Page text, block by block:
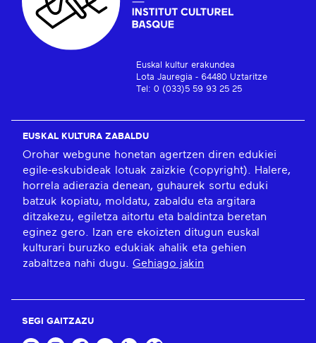
Euskal kultur erakundea
Lota Jauregia - 64480 Uztaritze
Tel: 0 (033)5 59 93 25 25
EUSKAL KULTURA ZABALDU
Orohar webgune honetan agertzen diren edukiei
egile-eskubideak lotuak zaizkie (copyright). Halere,
horrela adierazia denean, guhaurek sortu eduki
batzuk kopiatu, moldatu, zabaldu eta argitara
ditzakezu, egiletza aitortu eta baldintza beretan
eginez gero. Izan ere ekoizten ditugun euskal
kulturari buruzko edukiak ahalik eta gehien
zabaltzea nahi dugu. Gehiago jakin
SEGI GAITZAZU